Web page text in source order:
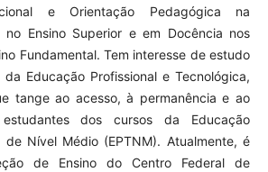
e Orientação Pedagógica na
no Ensino Superior e em Docência nos
Fundamental. Tem interesse de estudo
Educação Profissional e Tecnológica,
tange ao acesso, à permanência e ao
dos cursos da Educação
de Nível Médio (EPTNM). Atualmente, é
de Ensino do Centro Federal de